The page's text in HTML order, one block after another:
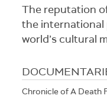
The reputation
the international
world’s cultural
Chronicle of A Death